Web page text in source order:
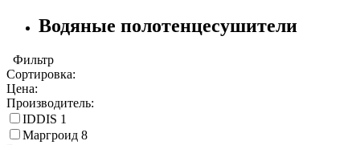
Водяные полотенцесушители
Фильтр
Сортировка:
Цена:
Производитель:
IDDIS 1
Маргроид 8